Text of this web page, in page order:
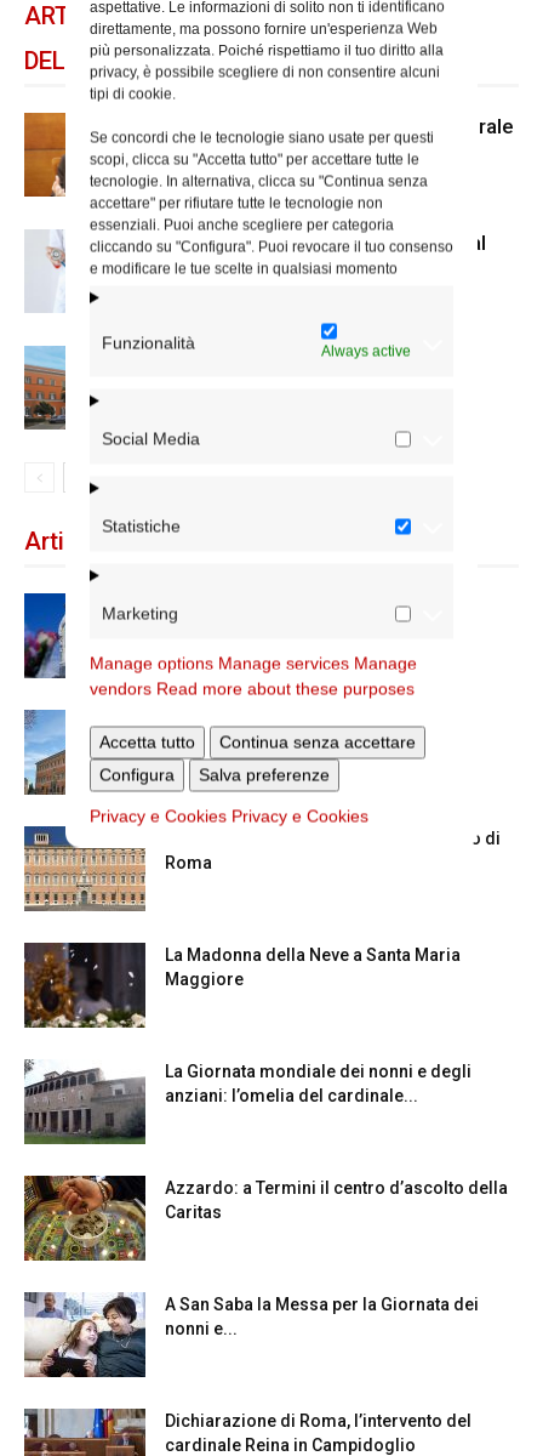
aspettative. Le informazioni di solito non ti identificano
direttamente, ma possono fornire un'esperienza Web
più personalizzata. Poiché rispettiamo il tuo diritto alla
privacy, è possibile scegliere di non consentire alcuni
tipi di cookie.
Se concordi che le tecnologie siano usate per questi
scopi, clicca su "Accetta tutto" per accettare tutte le
tecnologie. In alternativa, clicca su "Continua senza
accettare" per rifiutare tutte le tecnologie non
essenziali. Puoi anche scegliere per categoria
cliccando su "Configura". Puoi revocare il tuo consenso
e modificare le tue scelte in qualsiasi momento
Funzionalità Always active
Social Media
Statistiche
Marketing
Manage options Manage services Manage
vendors Read more about these purposes
Accetta tutto
Continua senza accettare
Configura
Salva preferenze
Privacy e Cookies Privacy e Cookies
ARTICOLI CORRELATI
DELLO STESSO AUTORE
Convegno di fine anno per la Pastorale
della salute
La Giornata Diocesana dei Medici al
Santissimo Nome di Maria
La tenerezza al centro del ritiro di
Articoli recenti
Dal 28 al 31 agosto il pellegrinaggio
diocesano a Lourdes
Nuove nomine nella diocesi di Roma
Chiusura estiva degli Uffici del Vicariato di
Roma
La Madonna della Neve a Santa Maria
Maggiore
La Giornata mondiale dei nonni e degli
anziani: l’omelia del cardinale...
Azzardo: a Termini il centro d’ascolto della
Caritas
A San Saba la Messa per la Giornata dei
nonni e...
Dichiarazione di Roma, l’intervento del
cardinale Reina in Campidoglio